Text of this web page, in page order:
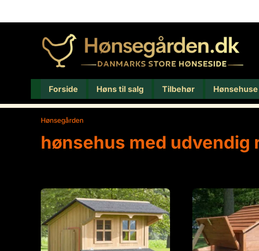
Forside Høns til salg Tilbehør Hønsehuse
Hønsegården
hønsehus med udvendig